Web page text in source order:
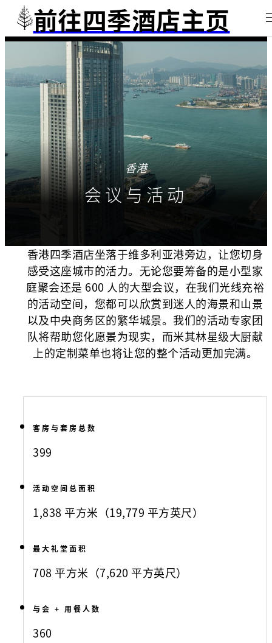
前往四季酒店主页
香港
会议与活动
香港四季酒店坐落于维多利亚港旁边，让您切身
感受这座城市的活力。无论您要筹备的是小型家
庭聚会还是 600 人的大型会议，在我们光线充裕
的活动空间，您都可以欣赏到迷人的海景和山景
以及中央商务区的繁华城景。我们的活动专家团
队将帮助您化愿景为现实，而米其林星级大厨献
上的定制菜单也将让您的整个活动更加完满。
客房与套房总数
399
活动空间总面积
1,838 平方米（19,779 平方英尺）
最大礼堂面积
708 平方米（7,620 平方英尺）
与会 + 用餐人数
360